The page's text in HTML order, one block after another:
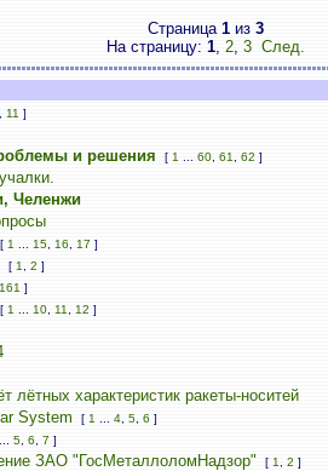
Страница 1 из 3
На страницу: 1, 2, 3 След.
11 ]
и решения
[ 1 60 61 62 ]
Челенжи
[ 1 15 16 17 ]
[ 1 2 ]
161 ]
[ 1 10 11 12 ]
лётных характеристик ракеты-носитей
System
[ 1 4 5 6 ]
5 6 7 ]
ЗАО "ГосМеталлоломНадзор" [ 1 2 ]